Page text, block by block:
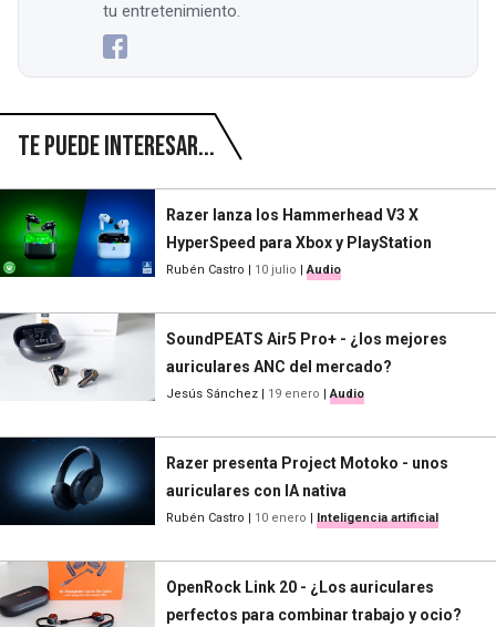
tu entretenimiento.
Te puede interesar...
Razer lanza los Hammerhead V3 X
HyperSpeed para Xbox y PlayStation
Rubén Castro 10 julio |Audio
SoundPEATS Air5 Pro+ - ¿los mejores
auriculares ANC del mercado?
Jesús Sánchez 19 enero |Audio
Razer presenta Project Motoko - unos
auriculares con IA nativa
Rubén Castro 10 enero Inteligencia artificial
OpenRock Link 20 - ¿Los auriculares
perfectos para combinar trabajo y ocio?